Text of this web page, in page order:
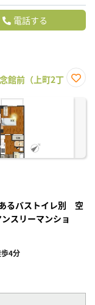
電話する
館前（上町2丁
に入
るバストイレ別 空
スリーマンショ
4分